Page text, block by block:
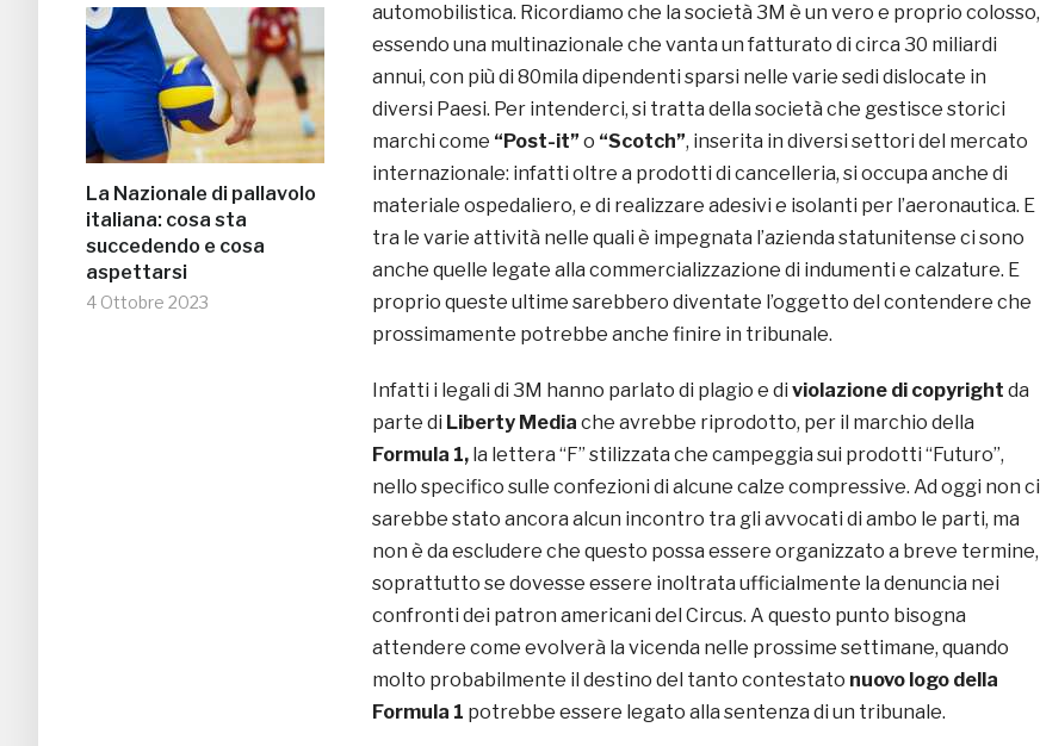
La Nazionale di pallavolo
italiana: cosa sta
succedendo e cosa
aspettarsi
4 Ottobre 2023
automobilistica. Ricordiamo che la società 3M è un vero e proprio colosso,
essendo una multinazionale che vanta un fatturato di circa 30 miliardi
annui, con più di 80mila dipendenti sparsi nelle varie sedi dislocate in
diversi Paesi. Per intenderci, si tratta della società che gestisce storici
marchi come “Post-it” o “Scotch”, inserita in diversi settori del mercato
internazionale: infatti oltre a prodotti di cancelleria, si occupa anche di
materiale ospedaliero, e di realizzare adesivi e isolanti per l’aeronautica. E
tra le varie attività nelle quali è impegnata l’azienda statunitense ci sono
anche quelle legate alla commercializzazione di indumenti e calzature. E
proprio queste ultime sarebbero diventate l’oggetto del contendere che
prossimamente potrebbe anche finire in tribunale.
Infatti i legali di 3M hanno parlato di plagio e di violazione di copyright da
parte di Liberty Media che avrebbe riprodotto, per il marchio della
Formula 1, la lettera “F” stilizzata che campeggia sui prodotti “Futuro”,
nello specifico sulle confezioni di alcune calze compressive. Ad oggi non ci
sarebbe stato ancora alcun incontro tra gli avvocati di ambo le parti, ma
non è da escludere che questo possa essere organizzato a breve termine,
soprattutto se dovesse essere inoltrata ufficialmente la denuncia nei
confronti dei patron americani del Circus. A questo punto bisogna
attendere come evolverà la vicenda nelle prossime settimane, quando
molto probabilmente il destino del tanto contestato nuovo logo della
Formula 1 potrebbe essere legato alla sentenza di un tribunale.